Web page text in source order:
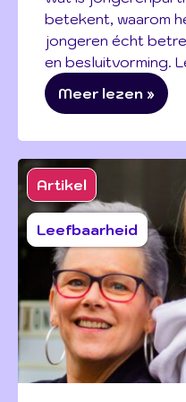
betekent, waarom
jongeren écht
en besluitvorming.
Meer lezen »
Artikel
Leefbaarheid